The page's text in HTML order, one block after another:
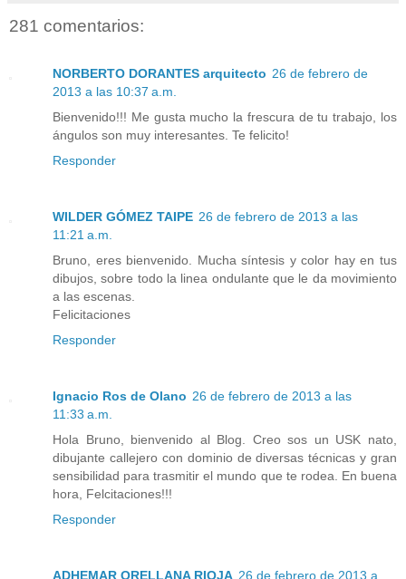
281 comentarios:
NORBERTO DORANTES arquitecto 26 de febrero de
2013 a las 10:37 a.m.
Bienvenido!!! Me gusta mucho la frescura de tu trabajo, los
ángulos son muy interesantes. Te felicito!
Responder
WILDER GÓMEZ TAIPE 26 de febrero de 2013 a las
11:21 a.m.
Bruno, eres bienvenido. Mucha síntesis y color hay en tus
dibujos, sobre todo la linea ondulante que le da movimiento
a las escenas.
Felicitaciones
Responder
Ignacio Ros de Olano 26 de febrero de 2013 a las
11:33 a.m.
Hola Bruno, bienvenido al Blog. Creo sos un USK nato,
dibujante callejero con dominio de diversas técnicas y gran
sensibilidad para trasmitir el mundo que te rodea. En buena
hora, Felcitaciones!!!
Responder
ADHEMAR ORELLANA RIOJA 26 de febrero de 2013 a